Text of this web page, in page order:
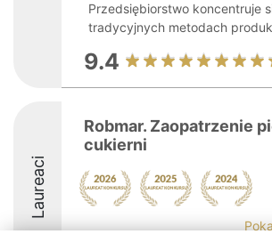
Przedsiębiorstwo koncentruje
tradycyjnych metodach
9.4
Laureaci
Robmar. Zaopatrzenie
cukierni